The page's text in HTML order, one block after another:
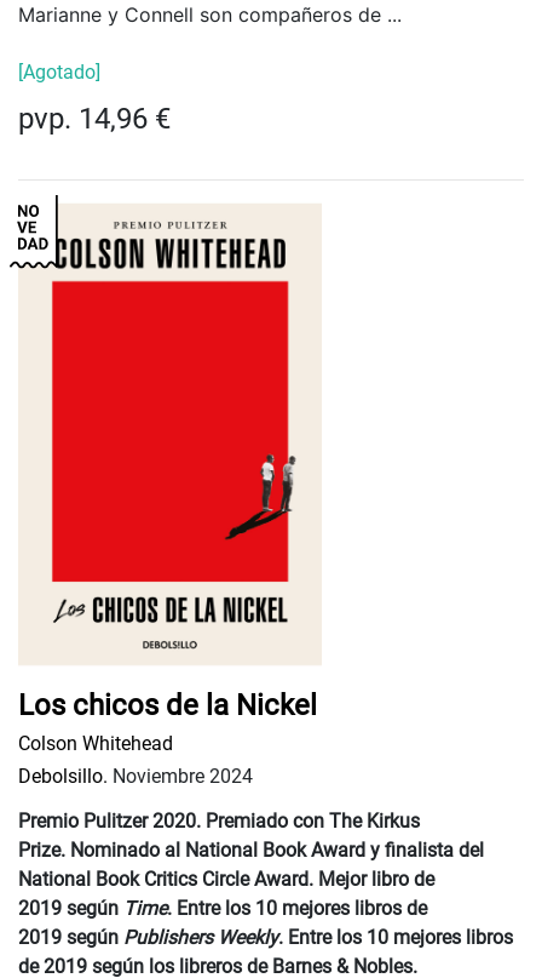
Marianne y Connell son compañeros de ...
[Agotado]
pvp. 14,96 €
Los chicos de la Nickel
Colson Whitehead
Debolsillo. Noviembre 2024
Premio Pulitzer 2020. Premiado con The Kirkus
Prize. Nominado al National Book Award y finalista del
National Book Critics Circle Award. Mejor libro de
2019 según Time. Entre los 10 mejores libros de
2019 según Publishers Weekly. Entre los 10 mejores libros
de 2019 según los libreros de Barnes & Nobles.